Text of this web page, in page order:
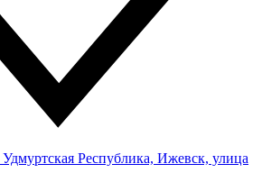
Удмуртская Республика, Ижевск, улица